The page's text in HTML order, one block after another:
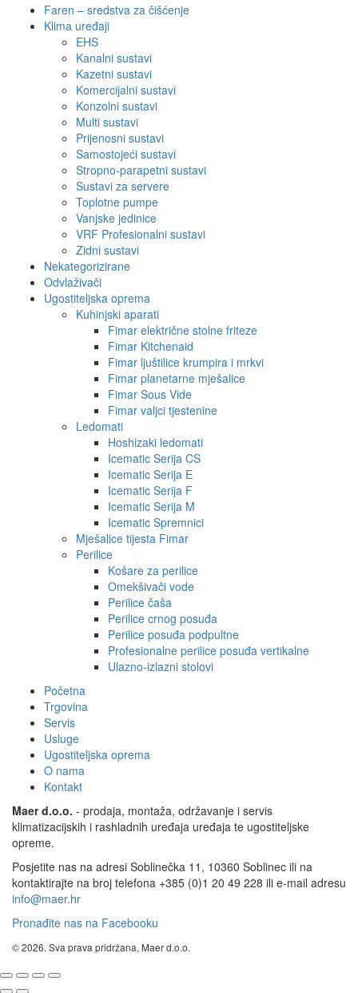
Faren – sredstva za čišćenje
Klima uređaji
EHS
Kanalni sustavi
Kazetni sustavi
Komercijalni sustavi
Konzolni sustavi
Multi sustavi
Prijenosni sustavi
Samostojeći sustavi
Stropno-parapetni sustavi
Sustavi za servere
Toplotne pumpe
Vanjske jedinice
VRF Profesionalni sustavi
Zidni sustavi
Nekategorizirane
Odvlaživači
Ugostiteljska oprema
Kuhinjski aparati
Fimar električne stolne friteze
Fimar Kitchenaid
Fimar ljuštilice krumpira i mrkvi
Fimar planetarne mješalice
Fimar Sous Vide
Fimar valjci tjestenine
Ledomati
Hoshizaki ledomati
Icematic Serija CS
Icematic Serija E
Icematic Serija F
Icematic Serija M
Icematic Spremnici
Mješalice tijesta Fimar
Perilice
Košare za perilice
Omekšivači vode
Perilice čaša
Perilice crnog posuđa
Perilice posuđa podpultne
Profesionalne perilice posuđa vertikalne
Ulazno-izlazni stolovi
Početna
Trgovina
Servis
Usluge
Ugostiteljska oprema
O nama
Kontakt
Maer d.o.o. - prodaja, montaža, održavanje i servis
klimatizacijskih i rashladnih uređaja uređaja te ugostiteljske
opreme.
Posjetite nas na adresi Soblinečka 11, 10360 Soblinec ili na
kontaktirajte na broj telefona +385 (0)1 20 49 228 ili e-mail adresu
info@maer.hr
Pronađite nas na Facebooku
© 2026. Sva prava pridržana, Maer d.o.o.